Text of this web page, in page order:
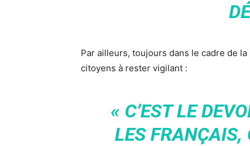
Par ailleurs, toujours dans le cadre de
citoyens à rester vigilant :
« C’EST LE
LES FRANÇAIS,